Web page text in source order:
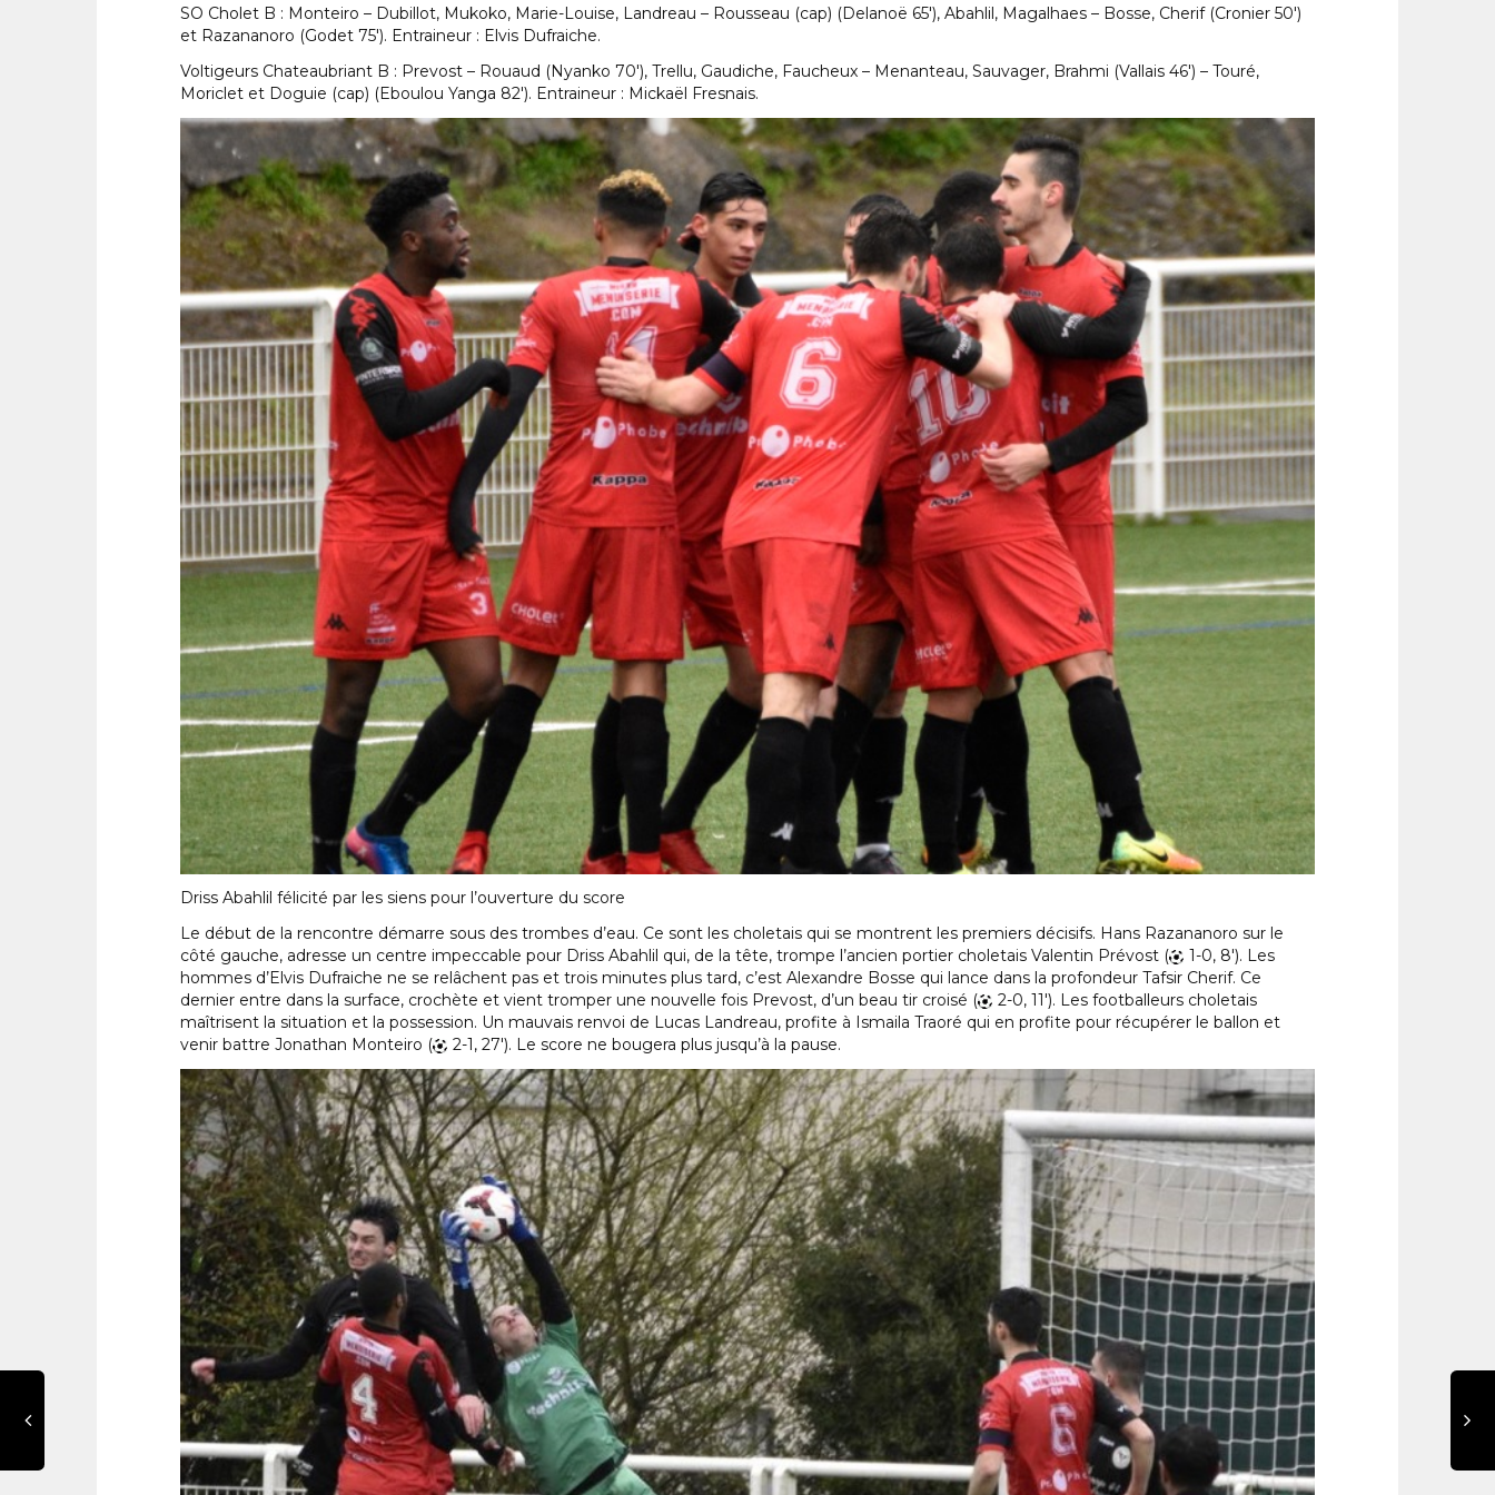
SO Cholet B : Monteiro – Dubillot, Mukoko, Marie-Louise, Landreau – Rousseau (cap) (Delanoë 65′), Abahlil, Magalhaes – Bosse, Cherif (Cronier 50′)
et Razananoro (Godet 75′). Entraineur : Elvis Dufraiche.
Voltigeurs Chateaubriant B : Prevost – Rouaud (Nyanko 70′), Trellu, Gaudiche, Faucheux – Menanteau, Sauvager, Brahmi (Vallais 46′) – Touré,
Moriclet et Doguie (cap) (Eboulou Yanga 82′). Entraineur : Mickaël Fresnais.
Driss Abahlil félicité par les siens pour l’ouverture du score
Le début de la rencontre démarre sous des trombes d’eau. Ce sont les choletais qui se montrent les premiers décisifs. Hans Razananoro sur le
côté gauche, adresse un centre impeccable pour Driss Abahlil qui, de la tête, trompe l’ancien portier choletais Valentin Prévost (
1-0, 8′). Les
hommes d’Elvis Dufraiche ne se relâchent pas et trois minutes plus tard, c’est Alexandre Bosse qui lance dans la profondeur Tafsir Cherif. Ce
dernier entre dans la surface, crochète et vient tromper une nouvelle fois Prevost, d’un beau tir croisé (
2-0, 11′). Les footballeurs choletais
maîtrisent la situation et la possession. Un mauvais renvoi de Lucas Landreau, profite à Ismaila Traoré qui en profite pour récupérer le ballon et
venir battre Jonathan Monteiro (
2-1, 27′). Le score ne bougera plus jusqu’à la pause.